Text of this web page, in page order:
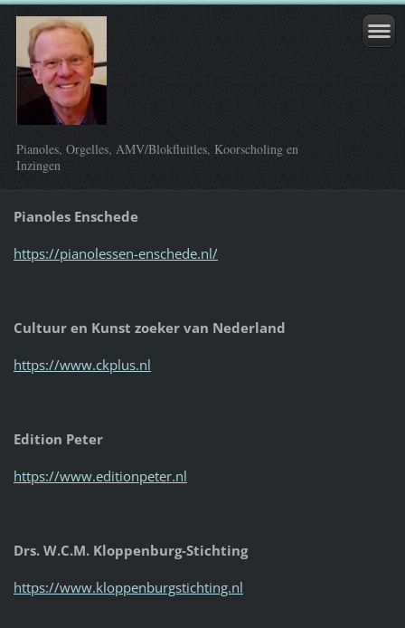
Pianoles, Orgelles, AMV/Blokfluitles, Koorscholing en
Inzingen
Pianoles Enschede
https://pianolessen-enschede.nl/
Cultuur en Kunst zoeker van Nederland
https://www.ckplus.nl
Edition Peter
https://www.editionpeter.nl
Drs. W.C.M. Kloppenburg-Stichting
https://www.kloppenburgstichting.nl